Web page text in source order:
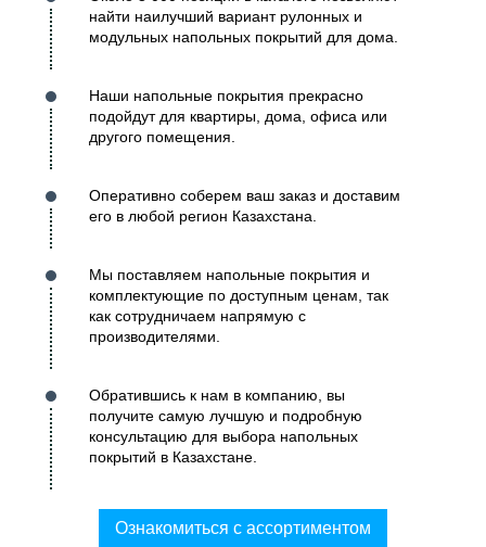
найти наилучший вариант рулонных и
модульных напольных покрытий для дома.
Наши напольные покрытия прекрасно
подойдут для квартиры, дома, офиса или
другого помещения.
Оперативно соберем ваш заказ и доставим
его в любой регион Казахстана.
Мы поставляем напольные покрытия и
комплектующие по доступным ценам, так
как сотрудничаем напрямую с
производителями.
Обратившись к нам в компанию, вы
получите самую лучшую и подробную
консультацию для выбора напольных
покрытий в Казахстане.
Ознакомиться с ассортиментом